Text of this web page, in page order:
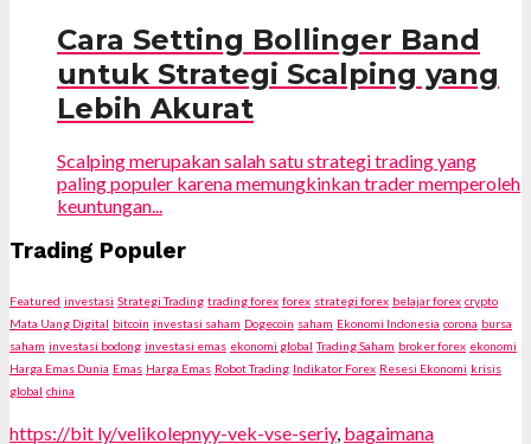
Cara Setting Bollinger Band
untuk Strategi Scalping yang
Lebih Akurat
Scalping merupakan salah satu strategi trading yang
paling populer karena memungkinkan trader memperoleh
keuntungan...
Trading Populer
Featured investasi Strategi Trading trading forex forex strategi forex belajar forex crypto
Mata Uang Digital bitcoin investasi saham Dogecoin saham Ekonomi Indonesia corona bursa
saham investasi bodong investasi emas ekonomi global Trading Saham broker forex ekonomi
Harga Emas Dunia Emas Harga Emas Robot Trading Indikator Forex Resesi Ekonomi krisis
global china
https://bit ly/velikolepnyy-vek-vse-seriy, bagaimana